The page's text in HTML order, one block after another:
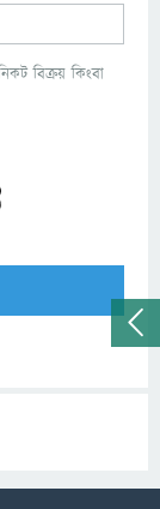
বিক্রয় কিংবা